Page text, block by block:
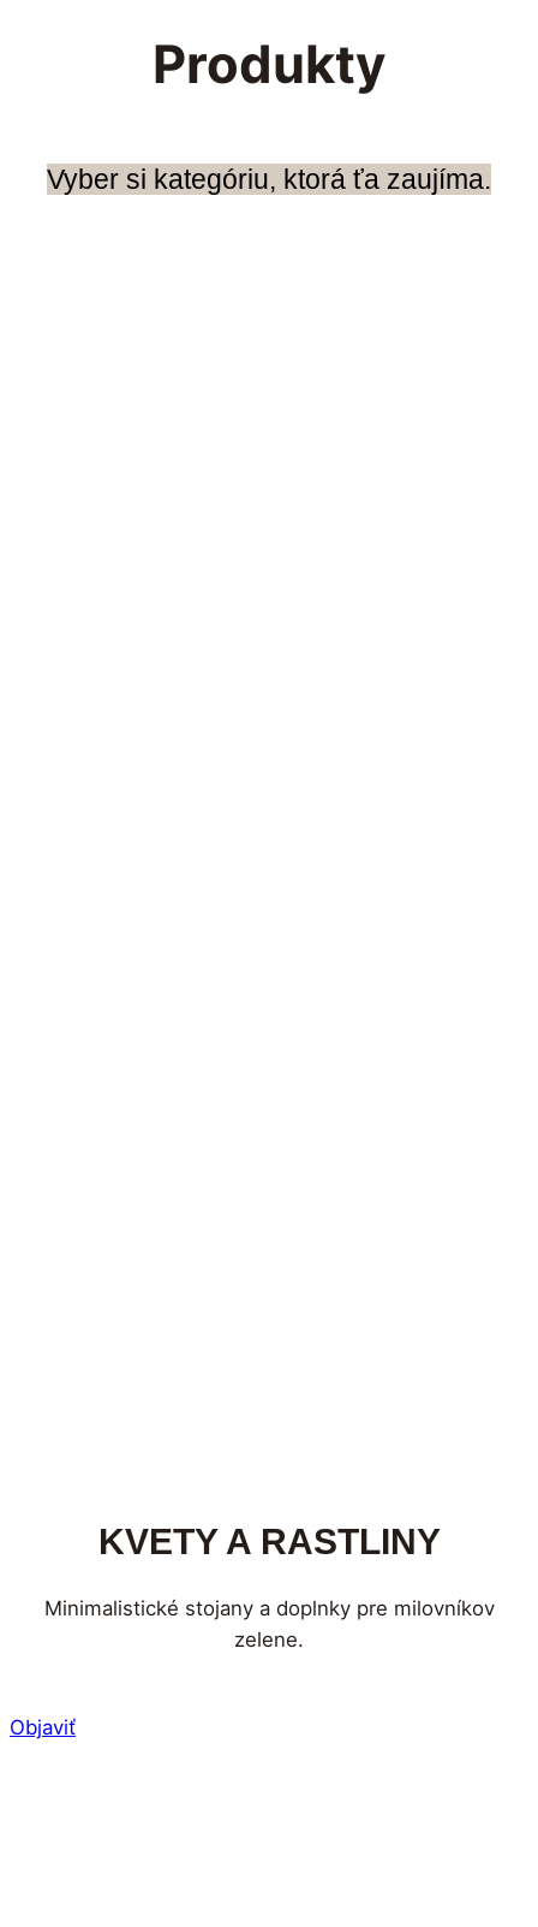
Produkty
Vyber si kategóriu, ktorá ťa zaujíma.
KVETY A RASTLINY
Minimalistické stojany a doplnky pre milovníkov
zelene.
Objaviť